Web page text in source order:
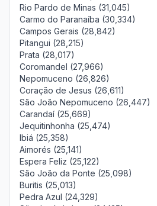
Rio Pardo de Minas (31,045)
Carmo do Paranaíba (30,334)
Campos Gerais (28,842)
Pitangui (28,215)
Prata (28,017)
Coromandel (27,966)
Nepomuceno (26,826)
Coração de Jesus (26,611)
São João Nepomuceno (26,447)
Carandaí (25,669)
Jequitinhonha (25,474)
Ibiá (25,358)
Aimorés (25,141)
Espera Feliz (25,122)
São João da Ponte (25,098)
Buritis (25,013)
Pedra Azul (24,329)